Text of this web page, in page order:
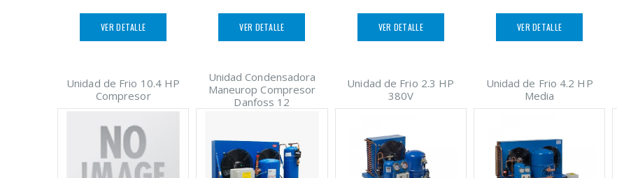
VER DETALLE VER DETALLE VER DETALLE VER DETALLE
Unidad de Frio 10.4 HP
Compresor
Unidad Condensadora
Maneurop Compresor
Danfoss 12
Unidad de Frio 2.3 HP
380V
Unidad de Frio 4.2 HP
Media